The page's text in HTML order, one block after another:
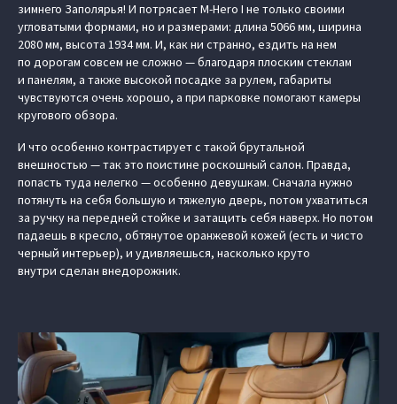
зимнего Заполярья! И потрясает M-Hero I не только своими
угловатыми формами, но и размерами: длина 5066 мм, ширина
2080 мм, высота 1934 мм. И, как ни странно, ездить на нем
по дорогам совсем не сложно — благодаря плоским стеклам
и панелям, а также высокой посадке за рулем, габариты
чувствуются очень хорошо, а при парковке помогают камеры
кругового обзора.
И что особенно контрастирует с такой брутальной
внешностью — так это поистине роскошный салон. Правда,
попасть туда нелегко — особенно девушкам. Сначала нужно
потянуть на себя большую и тяжелую дверь, потом ухватиться
за ручку на передней стойке и затащить себя наверх. Но потом
падаешь в кресло, обтянутое оранжевой кожей (есть и чисто
черный интерьер), и удивляешься, насколько круто
внутри сделан внедорожник.